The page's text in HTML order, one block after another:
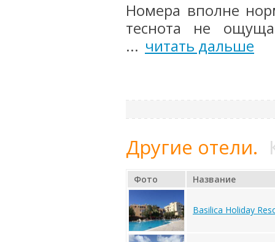
Номера вполне
теснота не
... читать дальше
Другие отели.
Фото Название
Basilica Holiday